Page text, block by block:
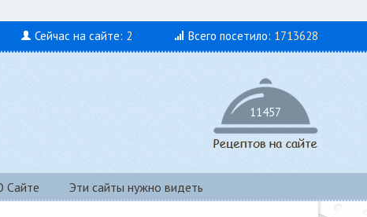
Сейчас на сайте: 2 Всего посетило: 1713628
11457
Сайте Эти сайты нужно видеть